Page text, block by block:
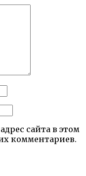
сайта в этом
комментариев.